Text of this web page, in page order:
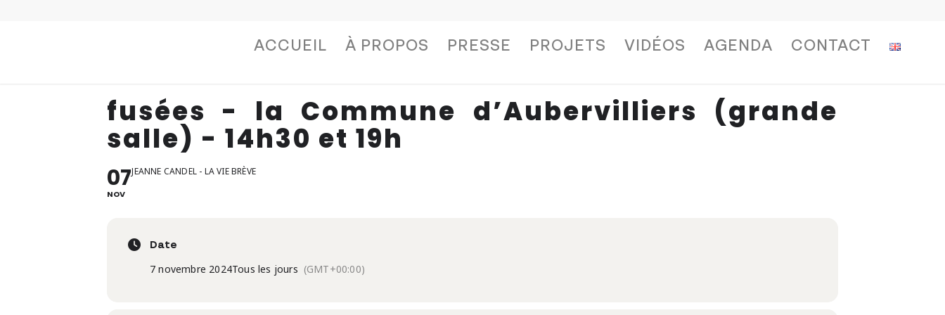
ACCUEIL À PROPOS PRESSE PROJETS VIDÉOS AGENDA CONTACT
fusées - la Commune d’Aubervilliers (grande
salle) - 14h30 et 19h
07
NOV
JEANNE CANDEL - LA VIE BRÈVE
Date
7 novembre 2024Tous les jours (GMT+00:00)